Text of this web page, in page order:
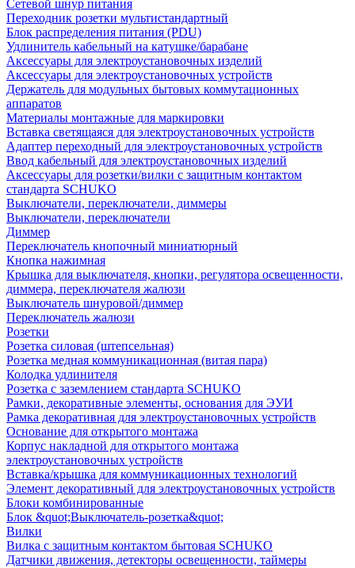
Сетевой шнур питания
Переходник розетки мультистандартный
Блок распределения питания (PDU)
Удлинитель кабельный на катушке/барабане
Аксессуары для электроустановочных изделий
Аксессуары для электроустановочных устройств
Держатель для модульных бытовых коммутационных
аппаратов
Материалы монтажные для маркировки
Вставка светящаяся для электроустановочных устройств
Адаптер переходный для электроустановочных устройств
Ввод кабельный для электроустановочных изделий
Аксессуары для розетки/вилки с защитным контактом
стандарта SCHUKO
Выключатели, переключатели, диммеры
Выключатели, переключатели
Диммер
Переключатель кнопочный миниатюрный
Кнопка нажимная
Крышка для выключателя, кнопки, регулятора освещенности,
диммера, переключателя жалюзи
Выключатель шнуровой/диммер
Переключатель жалюзи
Розетки
Розетка силовая (штепсельная)
Розетка медная коммуникационная (витая пара)
Колодка удлинителя
Розетка с заземлением стандарта SCHUKO
Рамки, декоративные элементы, основания для ЭУИ
Рамка декоративная для электроустановочных устройств
Основание для открытого монтажа
Корпус накладной для открытого монтажа
электроустановочных устройств
Вставка/крышка для коммуникационных технологий
Элемент декоративный для электроустановочных устройств
Блоки комбинированные
Блок &quot;Выключатель-розетка&quot;
Вилки
Вилка с защитным контактом бытовая SCHUKO
Датчики движения, детекторы освещенности, таймеры